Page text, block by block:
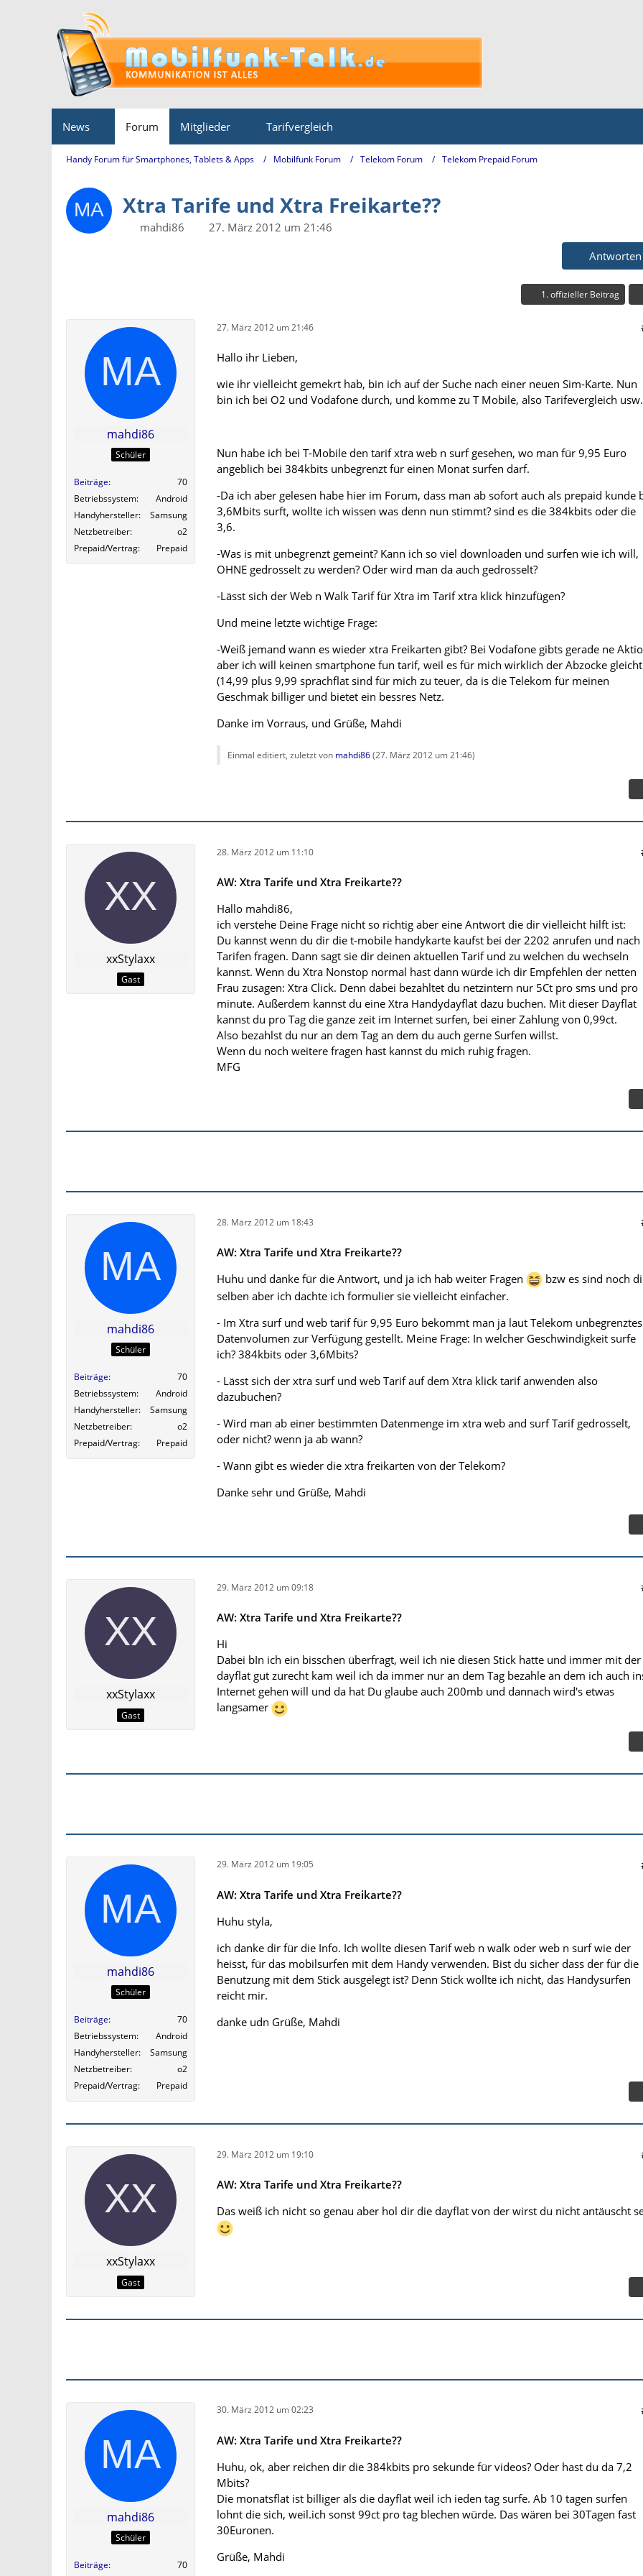
News Forum Mitglieder Tarifvergleich
Handy Forum für Smartphones, Tablets & Apps Mobilfunk Forum Telekom Forum Telekom Prepaid Forum
Xtra Tarife und Xtra Freikarte??
mahdi86
27. März 2012 um 21:46
Antworten
1. offizieller Beitrag
mahdi86
Schüler
Beiträge
70
Betriebssystem
Android
Handyhersteller
Samsung
Netzbetreiber
o2
Prepaid/Vertrag
Prepaid
27. März 2012 um 21:46
Hallo ihr Lieben,
wie ihr vielleicht gemekrt hab, bin ich auf der Suche nach einer neuen Sim-Karte. Nun
bin ich bei O2 und Vodafone durch, und komme zu T Mobile, also Tarifevergleich usw.
Nun habe ich bei T-Mobile den tarif xtra web n surf gesehen, wo man für 9,95 Euro
angeblich bei 384kbits unbegrenzt für einen Monat surfen darf.
-Da ich aber gelesen habe hier im Forum, dass man ab sofort auch als prepaid kunde
3,6Mbits surft, wollte ich wissen was denn nun stimmt? sind es die 384kbits oder die
3,6.
-Was is mit unbegrenzt gemeint? Kann ich so viel downloaden und surfen wie ich will,
OHNE gedrosselt zu werden? Oder wird man da auch gedrosselt?
-Lässt sich der Web n Walk Tarif für Xtra im Tarif xtra klick hinzufügen?
Und meine letzte wichtige Frage:
-Weiß jemand wann es wieder xtra Freikarten gibt? Bei Vodafone gibts gerade ne
aber ich will keinen smartphone fun tarif, weil es für mich wirklich der Abzocke gleicht
(14,99 plus 9,99 sprachflat sind für mich zu teuer, da is die Telekom für meinen
Geschmak billiger und bietet ein bessres Netz.
Danke im Vorraus, und Grüße, Mahdi
Einmal editiert, zuletzt von mahdi86(27. März 2012 um 21:46)
xxStylaxx
Gast
28. März 2012 um 11:10
AW: Xtra Tarife und Xtra Freikarte??
Hallo mahdi86,
ich verstehe Deine Frage nicht so richtig aber eine Antwort die dir vielleicht hilft ist:
Du kannst wenn du dir die t-mobile handykarte kaufst bei der 2202 anrufen und nach
Tarifen fragen. Dann sagt sie dir deinen aktuellen Tarif und zu welchen du wechseln
kannst. Wenn du Xtra Nonstop normal hast dann würde ich dir Empfehlen der netten
Frau zusagen: Xtra Click. Denn dabei bezahltet du netzintern nur 5Ct pro sms und pro
minute. Außerdem kannst du eine Xtra Handydayflat dazu buchen. Mit dieser Dayflat
kannst du pro Tag die ganze zeit im Internet surfen, bei einer Zahlung von 0,99ct.
Also bezahlst du nur an dem Tag an dem du auch gerne Surfen willst.
Wenn du noch weitere fragen hast kannst du mich ruhig fragen.
MFG
mahdi86
Schüler
Beiträge
70
Betriebssystem
Android
Handyhersteller
Samsung
Netzbetreiber
o2
Prepaid/Vertrag
Prepaid
28. März 2012 um 18:43
AW: Xtra Tarife und Xtra Freikarte??
Huhu und danke für die Antwort, und ja ich hab weiter Fragen
bzw es sind noch
selben aber ich dachte ich formulier sie vielleicht einfacher.
- Im Xtra surf und web tarif für 9,95 Euro bekommt man ja laut Telekom unbegrenztes
Datenvolumen zur Verfügung gestellt. Meine Frage: In welcher Geschwindigkeit surfe
ich? 384kbits oder 3,6Mbits?
- Lässt sich der xtra surf und web Tarif auf dem Xtra klick tarif anwenden also
dazubuchen?
- Wird man ab einer bestimmten Datenmenge im xtra web and surf Tarif gedrosselt,
oder nicht? wenn ja ab wann?
- Wann gibt es wieder die xtra freikarten von der Telekom?
Danke sehr und Grüße, Mahdi
xxStylaxx
Gast
29. März 2012 um 09:18
AW: Xtra Tarife und Xtra Freikarte??
Hi
Dabei bIn ich ein bisschen überfragt, weil ich nie diesen Stick hatte und immer mit der
dayflat gut zurecht kam weil ich da immer nur an dem Tag bezahle an dem ich auch
Internet gehen will und da hat Du glaube auch 200mb und dannach wird's etwas
langsamer
mahdi86
Schüler
Beiträge
70
Betriebssystem
Android
Handyhersteller
Samsung
Netzbetreiber
o2
Prepaid/Vertrag
Prepaid
29. März 2012 um 19:05
AW: Xtra Tarife und Xtra Freikarte??
Huhu styla,
ich danke dir für die Info. Ich wollte diesen Tarif web n walk oder web n surf wie der
heisst, für das mobilsurfen mit dem Handy verwenden. Bist du sicher dass der für die
Benutzung mit dem Stick ausgelegt ist? Denn Stick wollte ich nicht, das Handysurfen
reicht mir.
danke udn Grüße, Mahdi
xxStylaxx
Gast
29. März 2012 um 19:10
AW: Xtra Tarife und Xtra Freikarte??
Das weiß ich nicht so genau aber hol dir die dayflat von der wirst du nicht antäuscht
mahdi86
Schüler
Beiträge
70
30. März 2012 um 02:23
AW: Xtra Tarife und Xtra Freikarte??
Huhu, ok, aber reichen dir die 384kbits pro sekunde für videos? Oder hast du da 7,2
Mbits?
Die monatsflat ist billiger als die dayflat weil ich ieden tag surfe. Ab 10 tagen surfen
lohnt die sich, weil.ich sonst 99ct pro tag blechen würde. Das wären bei 30Tagen fast
30Euronen.
Grüße, Mahdi